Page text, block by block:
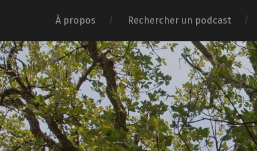
À propos Rechercher un podcast